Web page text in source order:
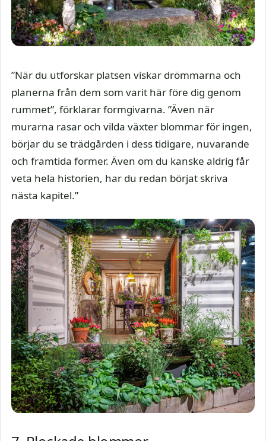
”När du utforskar platsen viskar drömmarna och
planerna från dem som varit här före dig genom
rummet”, förklarar formgivarna. ”Även när
murarna rasar och vilda växter blommar för ingen,
börjar du se trädgården i dess tidigare, nuvarande
och framtida former. Även om du kanske aldrig får
veta hela historien, har du redan börjat skriva
nästa kapitel.”